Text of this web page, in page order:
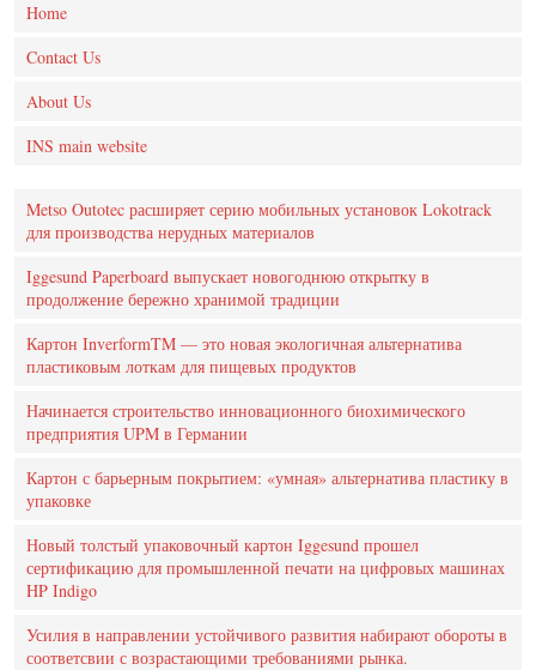
Home
Contact Us
About Us
INS main website
Metso Outotec расширяет серию мобильных установок Lokotrack
для производства нерудных материалов
Iggesund Paperboard выпускает новогоднюю открытку в
продолжение бережно хранимой традиции
Картон InverformTM — это новая экологичная альтернатива
пластиковым лоткам для пищевых продуктов
Начинается строительство инновационного биохимического
предприятия UPM в Германии
Картон с барьерным покрытием: «умная» альтернатива пластику в
упаковке
Новый толстый упаковочный картон Iggesund прошел
сертификацию для промышленной печати на цифровых машинах
HP Indigo
Усилия в направлении устойчивого развития набирают обороты в
соответсвии с возрастающими требованиями рынка.